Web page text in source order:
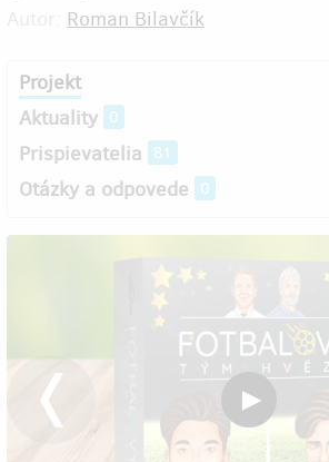
Roman Bilavčík
Projekt
Aktuality 0
Prispievatelia 81
Otázky a odpovede 0